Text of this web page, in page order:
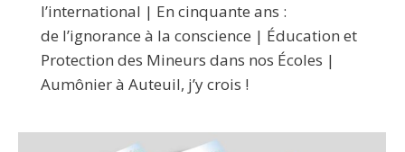
l’international | En cinquante ans :
de l’ignorance à la conscience | Éducation et
Protection des Mineurs dans nos Écoles |
Aumônier à Auteuil, j’y crois !